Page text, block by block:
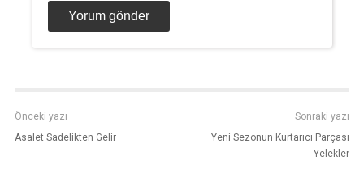
Önceki yazı
Asalet Sadelikten Gelir
Sonraki yazı
Yeni Sezonun Kurtarıcı Parçası
Yelekler